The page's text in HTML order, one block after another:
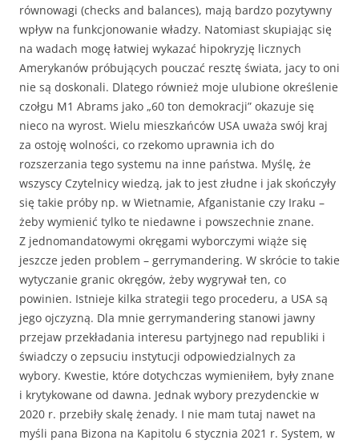
równowagi (checks and balances), mają bardzo pozytywny
wpływ na funkcjonowanie władzy. Natomiast skupiając się
na wadach mogę łatwiej wykazać hipokryzję licznych
Amerykanów próbujących pouczać resztę świata, jacy to oni
nie są doskonali. Dlatego również moje ulubione określenie
czołgu M1 Abrams jako „60 ton demokracji” okazuje się
nieco na wyrost. Wielu mieszkańców USA uważa swój kraj
za ostoję wolności, co rzekomo uprawnia ich do
rozszerzania tego systemu na inne państwa. Myślę, że
wszyscy Czytelnicy wiedzą, jak to jest złudne i jak skończyły
się takie próby np. w Wietnamie, Afganistanie czy Iraku –
żeby wymienić tylko te niedawne i powszechnie znane.
Z jednomandatowymi okręgami wyborczymi wiąże się
jeszcze jeden problem – gerrymandering. W skrócie to takie
wytyczanie granic okręgów, żeby wygrywał ten, co
powinien. Istnieje kilka strategii tego procederu, a USA są
jego ojczyzną. Dla mnie gerrymandering stanowi jawny
przejaw przekładania interesu partyjnego nad republiki i
świadczy o zepsuciu instytucji odpowiedzialnych za
wybory. Kwestie, które dotychczas wymieniłem, były znane
i krytykowane od dawna. Jednak wybory prezydenckie w
2020 r. przebiły skalę żenady. I nie mam tutaj nawet na
myśli pana Bizona na Kapitolu 6 stycznia 2021 r. System, w